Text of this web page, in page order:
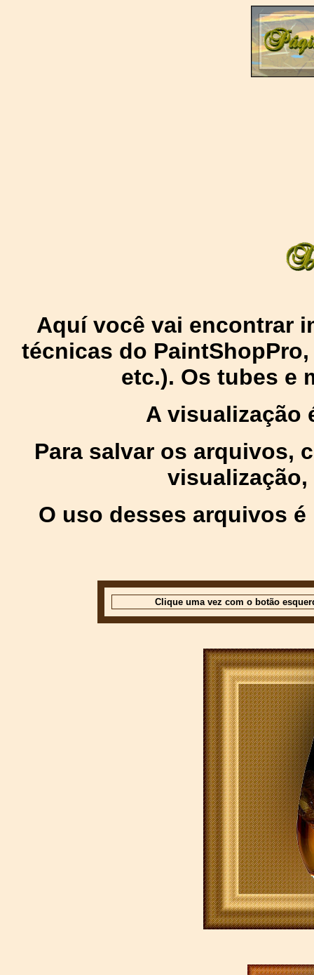
Aquí você vai encontrar
técnicas do
etc.). Os tubes e
A visualização
Para salvar os arquivos,
O uso desses arquivos
Clique uma vez com o botão